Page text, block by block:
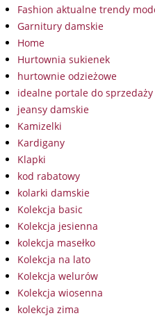
Fashion aktualne trendy
Garnitury damskie
Home
Hurtownia sukienek
hurtownie odzieżowe
idealne portale do
jeansy damskie
Kamizelki
Kardigany
Klapki
kod rabatowy
kolarki damskie
Kolekcja basic
Kolekcja jesienna
kolekcja masełko
Kolekcja na lato
Kolekcja welurów
Kolekcja wiosenna
kolekcja zima